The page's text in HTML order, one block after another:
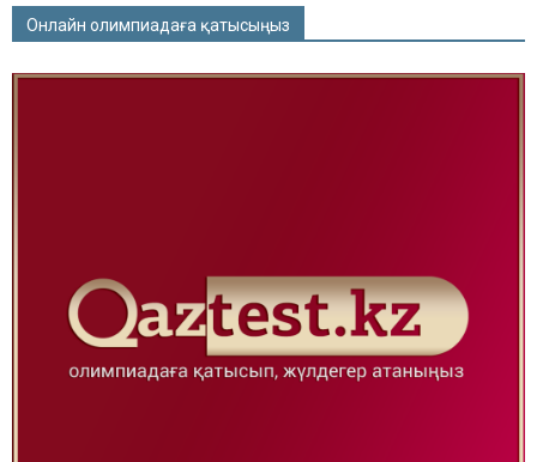
Онлайн олимпиадаға қатысыңыз